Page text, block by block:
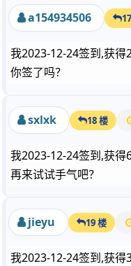
a154934506
我2023-12-24签到,获得
你签了吗？
sxlxk 18 楼
我2023-12-24签到,获得
再来试试手气吧？
jieyu 19 楼
我2023-12-24签到,获得